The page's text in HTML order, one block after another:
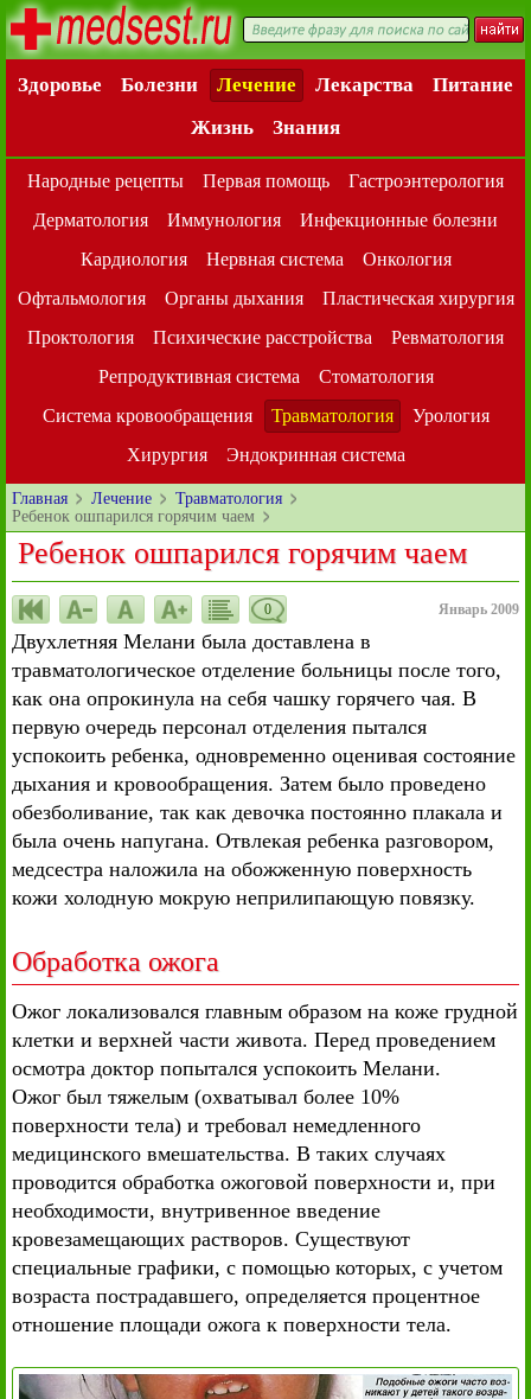
Здоровье Болезни Лечение Лекарства
Питание
Жизнь
Знания
Народные рецепты Первая помощь
Гастроэнтерология
Дерматология
Иммунология
Инфекционные болезни
Кардиология
Нервная система
Онкология
Офтальмология
Органы дыхания
Пластическая хирургия
Проктология
Психические расстройства
Ревматология
Репродуктивная система
Стоматология
Система кровообращения
Травматология
Урология
Хирургия
Эндокринная система
Главная Лечение
Травматология
Ребенок ошпарился горячим чаем
Ребенок ошпарился горячим чаем
0 Январь 2009
Двухлетняя Мелани была доставлена в
травматологическое отделение больницы после того,
как она опрокинула на себя чашку горячего чая. В
первую очередь персонал отделения пытался
успокоить ребенка, одновременно оценивая состояние
дыхания и кровообращения. Затем было проведено
обезболивание, так как девочка постоянно плакала и
была очень напугана. Отвлекая ребенка разговором,
медсестра наложила на обожженную поверхность
кожи холодную мокрую неприлипающую повязку.
Обработка ожога
Ожог локализовался главным образом на коже грудной
клетки и верхней части живота. Перед проведением
осмотра доктор попытался успокоить Мелани.
Ожог был тяжелым (охватывал более 10%
поверхности тела) и требовал немедленного
медицинского вмешательства. В таких случаях
проводится обработка ожоговой поверхности и, при
необходимости, внутривенное введение
кровезамещающих растворов. Существуют
специальные графики, с помощью которых, с учетом
возраста пострадавшего, определяется процентное
отношение площади ожога к поверхности тела.